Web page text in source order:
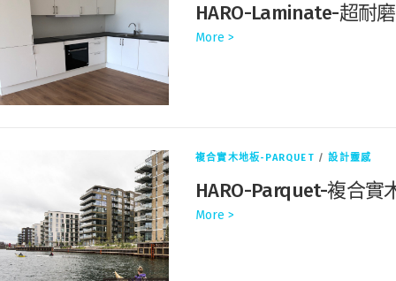
HARO-Laminate-超耐
More >
複合實木地板-PARQUET /設計靈感
HARO-Parquet-複合實
More >